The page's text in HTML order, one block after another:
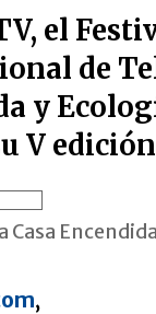
el
de
y
V edición
Casa
,